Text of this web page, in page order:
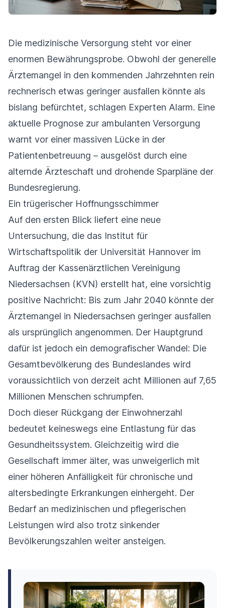
Die medizinische Versorgung steht vor einer
enormen Bewährungsprobe. Obwohl der generelle
Ärztemangel in den kommenden Jahrzehnten rein
rechnerisch etwas geringer ausfallen könnte als
bislang befürchtet, schlagen Experten Alarm. Eine
aktuelle Prognose zur ambulanten Versorgung
warnt vor einer massiven Lücke in der
Patientenbetreuung – ausgelöst durch eine
alternde Ärzteschaft und drohende Sparpläne der
Bundesregierung.
Ein trügerischer Hoffnungsschimmer
Auf den ersten Blick liefert eine neue
Untersuchung, die das Institut für
Wirtschaftspolitik der Universität Hannover im
Auftrag der Kassenärztlichen Vereinigung
Niedersachsen (KVN) erstellt hat, eine vorsichtig
positive Nachricht: Bis zum Jahr 2040 könnte der
Ärztemangel in Niedersachsen geringer ausfallen
als ursprünglich angenommen. Der Hauptgrund
dafür ist jedoch ein demografischer Wandel: Die
Gesamtbevölkerung des Bundeslandes wird
voraussichtlich von derzeit acht Millionen auf 7,65
Millionen Menschen schrumpfen.
Doch dieser Rückgang der Einwohnerzahl
bedeutet keineswegs eine Entlastung für das
Gesundheitssystem. Gleichzeitig wird die
Gesellschaft immer älter, was unweigerlich mit
einer höheren Anfälligkeit für chronische und
altersbedingte Erkrankungen einhergeht. Der
Bedarf an medizinischen und pflegerischen
Leistungen wird also trotz sinkender
Bevölkerungszahlen weiter ansteigen.